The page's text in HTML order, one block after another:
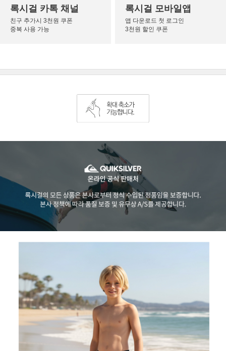
록시걸 카톡 채널
친구 추가시 3천원 쿠폰
중복 사용 가능
록시걸 모바일앱
앱 다운로드 첫 로그인
3천원 할인 쿠폰